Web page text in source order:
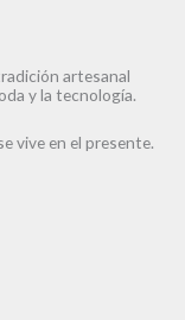
artesanal
y la tecnología.
vive en el presente.